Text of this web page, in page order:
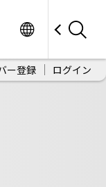
ー登録 ログイン